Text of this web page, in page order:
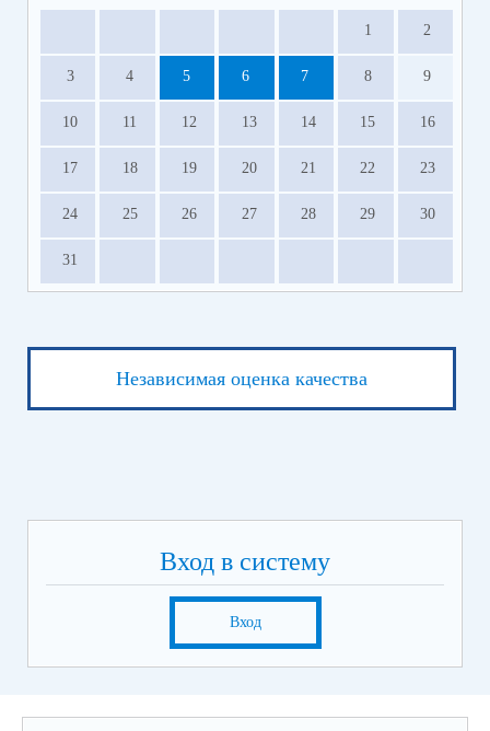
1 2
3 4 5 6 7 8 9
10 11 12 13 14 15 16
17 18 19 20 21 22 23
24 25 26 27 28 29 30
31
Независимая оценка качества
Вход в систему
Вход